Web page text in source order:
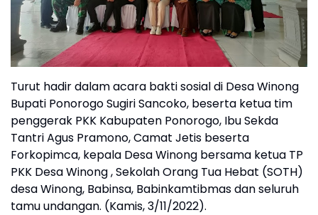
Turut hadir dalam acara bakti sosial di Desa Winong
Bupati Ponorogo Sugiri Sancoko, beserta ketua tim
penggerak PKK Kabupaten Ponorogo, Ibu Sekda
Tantri Agus Pramono, Camat Jetis beserta
Forkopimca, kepala Desa Winong bersama ketua TP
PKK Desa Winong , Sekolah Orang Tua Hebat (SOTH)
desa Winong, Babinsa, Babinkamtibmas dan seluruh
tamu undangan. (Kamis, 3/11/2022).